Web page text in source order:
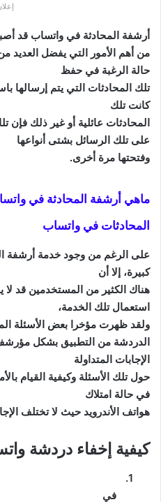
أرشفة المحادثة في واتساب قد
من أهم الأمور التي يفضل
حالة الرغبة في حفظ
تلك المحادثات التي يتم إرسالها
كانت تلك
المحادثات عائلية أو غير ذلك فإن
على تلك الرسائل بشتى أنواعها
وفتحتها مرة أخرى.
ماهي أرشفة المحادثة في
المحادثات في واتساب
على الرغم من وجود خدمة أرشفة
كبيرة، إلا أن
هناك الكثير من المستخدمين قد لا
استعمال تلك الخدمة،
ولقد ظهرت مؤخرا بعض الأسئلة
الدردشة من التطبيق بشكل
الإجابات المتداولة
حول تلك الأسئلة وكيفية القيام
في حالة امتلاك
هواتف الأندرويد حيث لا تختلف
كيفية إخفاء دردشة
1.
في